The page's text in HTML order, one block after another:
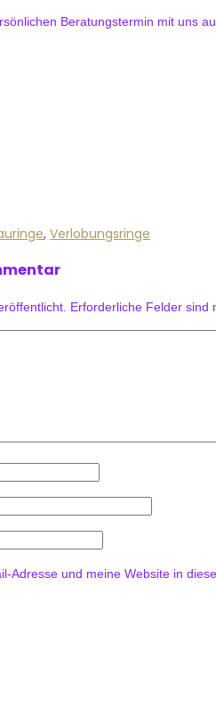
Beratungstermin mit uns
, Verlobungsringe
Erforderliche Felder sind
Adresse und meine Website in